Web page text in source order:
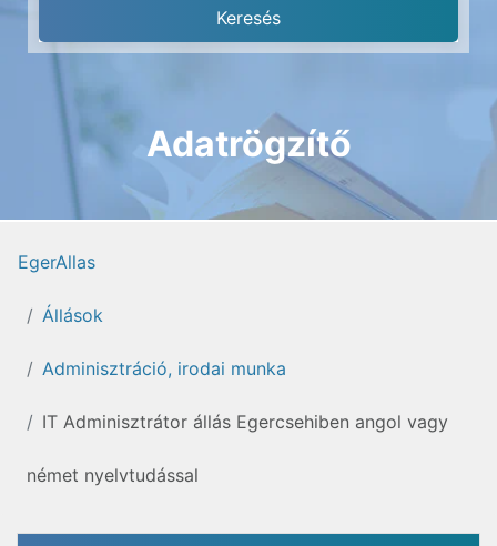
Adatrögzítő
EgerAllas
Állások
Adminisztráció, irodai munka
IT Adminisztrátor állás Egercsehiben angol vagy
német nyelvtudással